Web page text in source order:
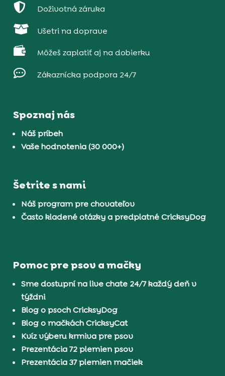
 Doživotná záruka
 Ušetri na doprave
 Môžeš zaplatiť aj na dobierku
 Zákaznícka podpora 24/7
Spoznaj nás
Náš príbeh
Vaše hodnotenia (30 000+)
Šetrite s nami
Náš program pre chovateľov
Často kladené otázky a predplatné CricksyDog
Pomoc pre psov a mačky
Sme dostupní na live chate 24/7 každý deň v
týždni
Blog o psoch CricksyDog
Blog o mačkách CricksyCat
Kvíz výberu krmiva pre psov
Prezentácia 72 plemien psov
Prezentácia 37 plemien mačiek